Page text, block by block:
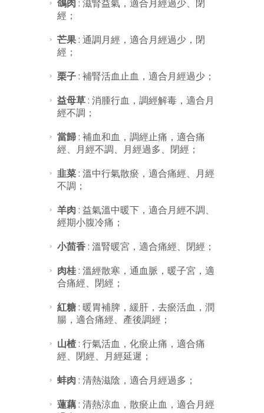
鴿肉 : 滋腎益氣，適合月經過少、閉
經；
芒果: 通調月經，適合月經過少，閉
經；
栗子: 補腎活血止血，適合月經過少；
益母草: 消腫行血，調經解毒，適合月
經不調；
當歸: 補血和血，調經止痛，適合痛
經、月經不調、月經過多、閉經；
韭菜: 溫中行氣散瘀，適合痛經、月經
不調；
羊肉 : 益氣溫中暖下，適合月經不調、
經期小腹冷痛；
小茴香: 溫腎暖宮，適合痛經、閉經；
肉桂: 溫經散寒，通血脈，暖子宮，適
合痛經、閉經；
紅糖: 暖胃補脾，緩肝，去瘀活血，潤
腸，適合痛經、產後調經；
山楂: 行氣活血，化瘀止痛，適合痛
經、閉經、月經延遲；
蚌肉 : 清熱滋陰，適合月經過多；
蓮藕: 清熱涼血，散瘀止血，適合月經